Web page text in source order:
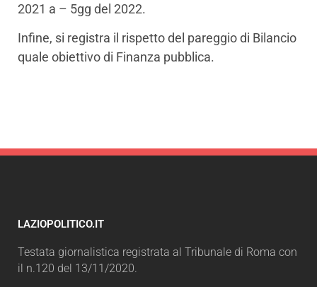
2021 a – 5gg del 2022.
Infine, si registra il rispetto del pareggio di Bilancio
quale obiettivo di Finanza pubblica.
LAZIOPOLITICO.IT
Testata giornalistica registrata al Tribunale di Roma con
il n.120 del 13/11/2020.